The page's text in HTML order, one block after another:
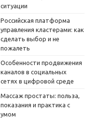
ситуации
Российская платформа
управления кластерами: как
сделать выбор и не
пожалеть
Особенности продвижения
каналов в социальных
сетях в цифровой среде
Массаж простаты: польза,
показания и практика с
умом